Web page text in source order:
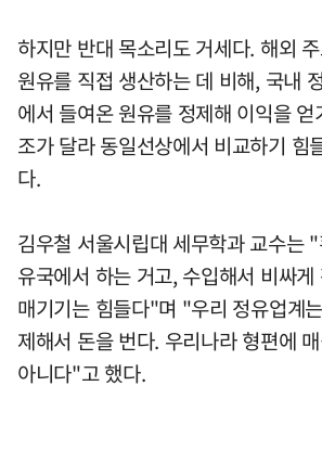
하지만 반대 목소리도 거세다. 해외
원유를 직접 생산하는 데 비해, 국내
에서 들여온 원유를 정제해 이익을
조가 달라 동일선상에서 비교하기 힘
다.
김우철 서울시립대 세무학과 교수는
유국에서 하는 거고, 수입해서 비싸
매기기는 힘들다"며 "우리 정유업계
제해서 돈을 번다. 우리나라 형편에
아니다"고 했다.